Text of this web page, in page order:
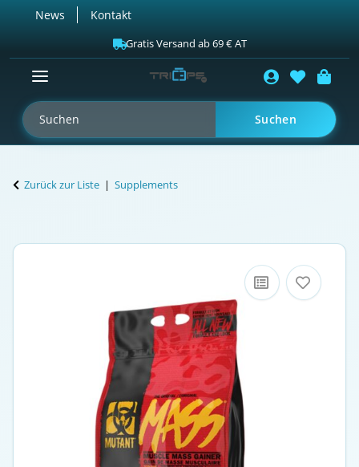
News Kontakt
Gratis Versand ab 69 € AT
Suchen
Zurück zur Liste Supplements